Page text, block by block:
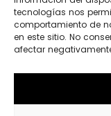
tecnologías nos
comportamiento de
en este sitio. No
afectar